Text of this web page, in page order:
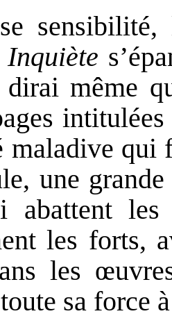
même
maladive qui
une
abattent
les forts,
les
sa force